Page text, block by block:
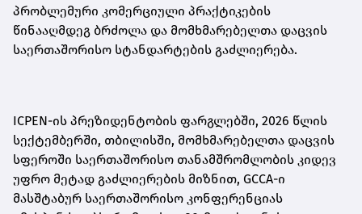
პრობლემური კომერციული პრაქტიკების
წინააღმდეგ ბრძოლა და მომხმარებელთა დაცვის
საერთაშორისო სტანდარტების გაძლიერება.
ICPEN-ის პრეზიდენტობის ფარგლებში, 2026 წლის
სექტემბერში, თბილისში, მომხმარებელთა დაცვის
სფეროში საერთაშორისო თანამშრომლობის კიდევ
უფრო მეტად გაძლიერების მიზნით, GCCA-ი
მასშტაბურ საერთაშორისო კონფერენციას